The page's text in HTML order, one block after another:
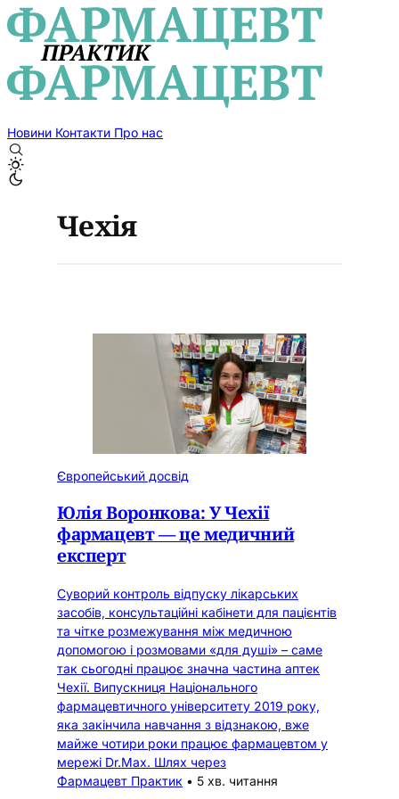
Новини Контакти Про нас
Чехія
Європейський досвід
Юлія Воронкова: У Чехії
фармацевт — це медичний
експерт
Суворий контроль відпуску лікарських
засобів, консультаційні кабінети для пацієнтів
та чітке розмежування між медичною
допомогою і розмовами «для душі» – саме
так сьогодні працює значна частина аптек
Чехії. Випускниця Національного
фармацевтичного університету 2019 року,
яка закінчила навчання з відзнакою, вже
майже чотири роки працює фармацевтом у
мережі Dr.Max. Шлях через
Фармацевт Практик • 5 хв. читання